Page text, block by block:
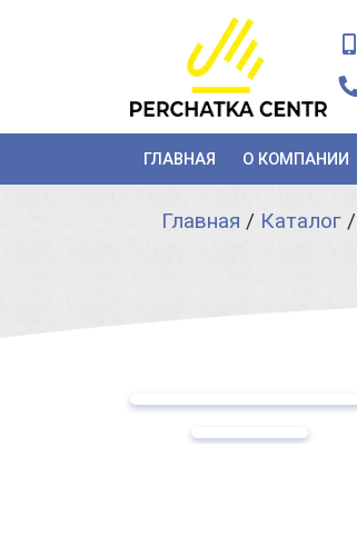
ГЛАВНАЯ О КОМПАНИИ
Главная / Каталог/